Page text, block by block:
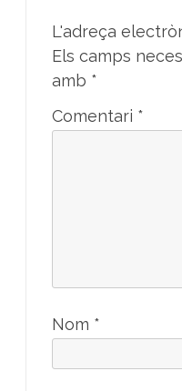
L'adreça
Els camps
amb *
Comentari *
Nom *